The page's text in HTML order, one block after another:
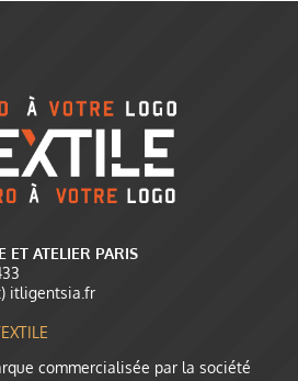
ET ATELIER PARIS
itligentsia.fr
commercialisée par la société